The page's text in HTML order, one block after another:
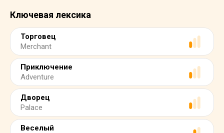
Ключевая лексика
Торговец
Merchant
Приключение
Adventure
Дворец
Palace
Веселый